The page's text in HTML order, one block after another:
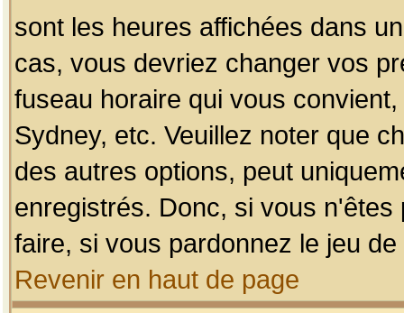
sont les heures affichées dans
cas, vous devriez changer vos
fuseau horaire qui vous
Sydney, etc. Veuillez noter que
des autres options, peut
enregistrés. Donc, si vous
faire, si vous pardonnez le jeu
Revenir en haut de page